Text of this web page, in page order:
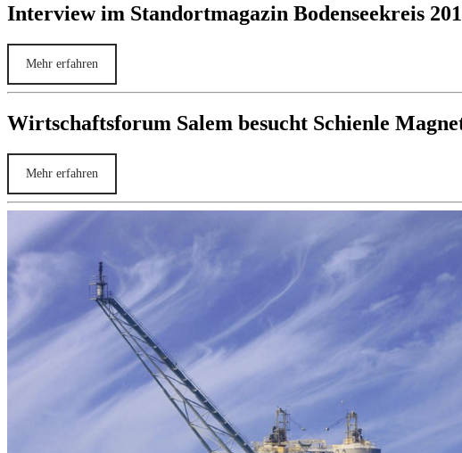
Interview im Standortmagazin Bodenseekreis
Mehr erfahren
Wirtschaftsforum Salem besucht Schienle
Mehr erfahren